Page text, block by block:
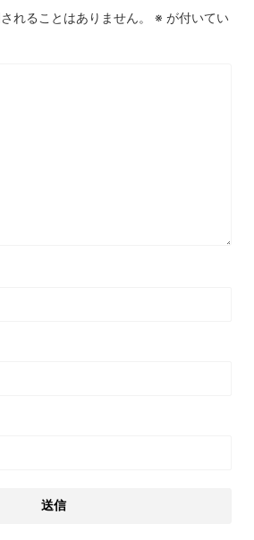
れることはありません。 ※ が付いてい